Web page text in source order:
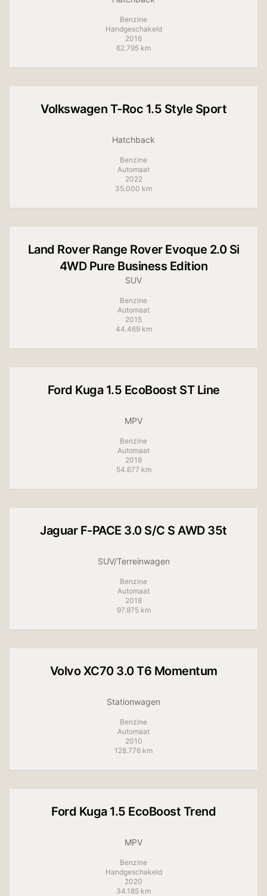
Benzine
Handgeschakeld
2016
62.795 km
Volkswagen T-Roc 1.5 Style Sport
Hatchback
Benzine
Automaat
2022
35.000 km
Land Rover Range Rover Evoque 2.0 Si
4WD Pure Business Edition
SUV
Benzine
Automaat
2015
44.469 km
Ford Kuga 1.5 EcoBoost ST Line
MPV
Benzine
Automaat
2018
54.677 km
Jaguar F-PACE 3.0 S/C S AWD 35t
SUV/Terreinwagen
Benzine
Automaat
2018
97.975 km
Volvo XC70 3.0 T6 Momentum
Stationwagen
Benzine
Automaat
2010
128.776 km
Ford Kuga 1.5 EcoBoost Trend
MPV
Benzine
Handgeschakeld
2020
34.185 km